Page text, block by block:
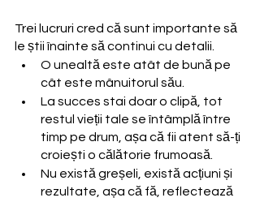
Trei lucruri cred că sunt importante să
le știi înainte să continui cu detalii.
O unealtă este atât de bună pe
cât este mânuitorul său.
La succes stai doar o clipă, tot
restul vieții tale se întâmplă între
timp pe drum, așa că fii atent să-ți
croiești o călătorie frumoasă.
Nu există greșeli, există acțiuni și
rezultate, așa că fă, reflectează